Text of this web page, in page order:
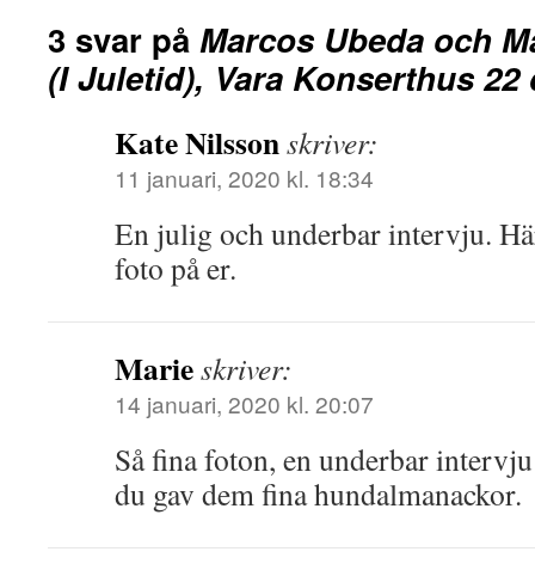
3 svar på Marcos Ubeda och
(I Juletid), Vara Konserthus 22
Kate Nilssonskriver:
11 januari, 2020 kl. 18:34
En julig och underbar intervju.
foto på er.
Marieskriver:
14 januari, 2020 kl. 20:07
Så fina foton, en underbar
du gav dem fina hundalmanackor.